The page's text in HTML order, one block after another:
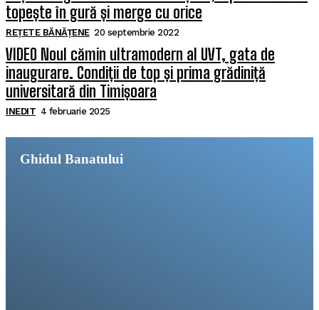
topește în gură și merge cu orice
REȚETE BĂNĂȚENE 20 septembrie 2022
VIDEO Noul cămin ultramodern al UVT, gata de
inaugurare. Condiții de top și prima grădiniță
universitară din Timișoara
INEDIT 4 februarie 2025
Ghidul Banatului